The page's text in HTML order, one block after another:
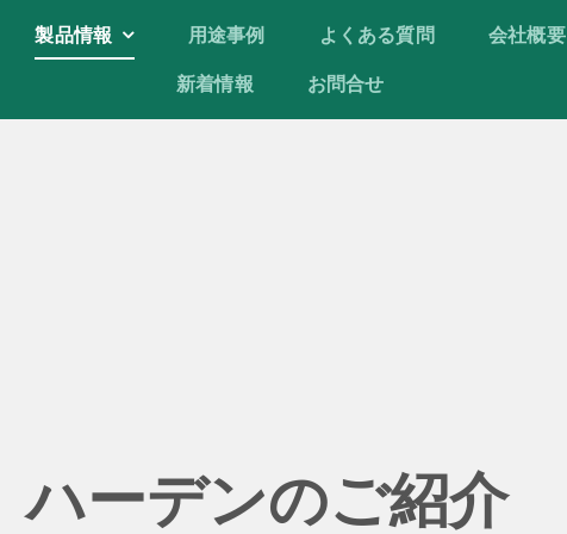
製品情報 用途事例 よくある質問
会社概要
新着情報
お問合せ
製品情報 用途事例 よくある質問
会社概要
新着情報
お問合せ
ハーデンのご紹介